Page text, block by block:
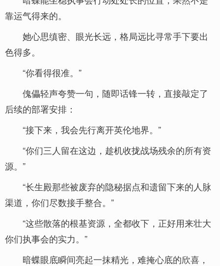
靠运气得来的。
她心思缜密、眼光长远，格局远比寻常手下要出
色得多。
“你看得很准。”
傀儡轻声夸赞一句，随即话锋一转，直接敲定了
后续的部署安排：
“接下来，我会先行离开英伦地界。”
“你们三人留在这边，趁机收拢战场残余的所有资
源。”
“长生殿那些被废弃的隐秘据点和遗留下来的人脉
渠道，你们尽数接手整合。”
“这些散落的根基资源，全都收下，正好用来壮大
你们执事会的实力。”
暗蝶眼底瞬间亮起一抹精光，难掩心底的欣喜，